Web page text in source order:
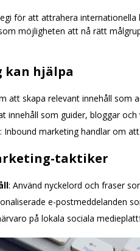
för att attrahera
möjligheten att nå rätt
kan hjälpa
att skapa relevant innehåll som
innehåll som guider, bloggar
: Inbound marketing handlar om
taktiker
: Använd nyckelord och fraser
e-postmeddelanden
på lokala sociala